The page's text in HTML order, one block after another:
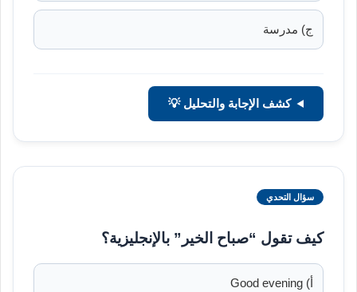
ج) مدرسة
كشف الإجابة والتحليل 💡
سؤال التحدي
كيف تقول “صباح الخير” بالإنجليزية؟
أ) Good evening